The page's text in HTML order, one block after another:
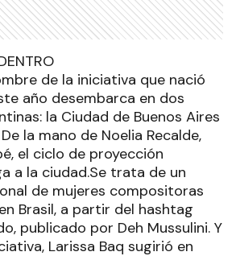
de la iniciativa que nació
año desembarca en dos
la Ciudad de Buenos Aires
la mano de Noelia Recalde,
el ciclo de proyección
a la ciudad.Se trata de un
de mujeres compositoras
Brasil, a partir del hashtag
publicado por Deh Mussulini. Y
Larissa Baq sugirió en